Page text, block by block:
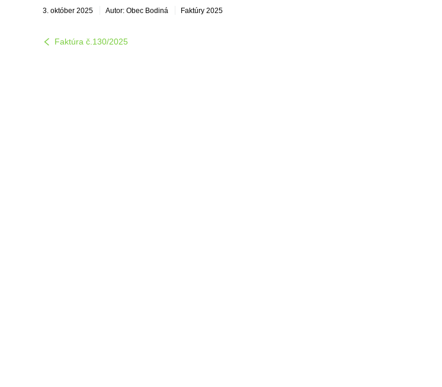
3. október 2025 Autor: Obec Bodiná Faktúry 2025
Faktúra č.130/2025